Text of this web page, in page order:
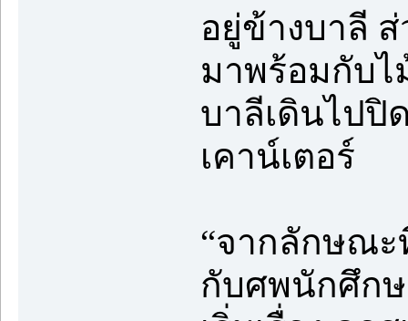
อยู่ข้างบาลี
มาพร้อมกับไ
บาลีเดินไปปิ
เคาน์เตอร์
“จากลักษณะ
กับศพนักศึก